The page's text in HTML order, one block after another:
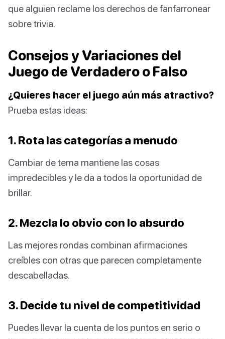
que alguien reclame los derechos de fanfarronear
sobre trivia.
Consejos y Variaciones del
Juego de Verdadero o Falso
¿Quieres hacer el juego aún más atractivo?
Prueba estas ideas:
1. Rota las categorías a menudo
Cambiar de tema mantiene las cosas
impredecibles y le da a todos la oportunidad de
brillar.
2. Mezcla lo obvio con lo absurdo
Las mejores rondas combinan afirmaciones
creíbles con otras que parecen completamente
descabelladas.
3. Decide tu nivel de competitividad
Puedes llevar la cuenta de los puntos en serio o